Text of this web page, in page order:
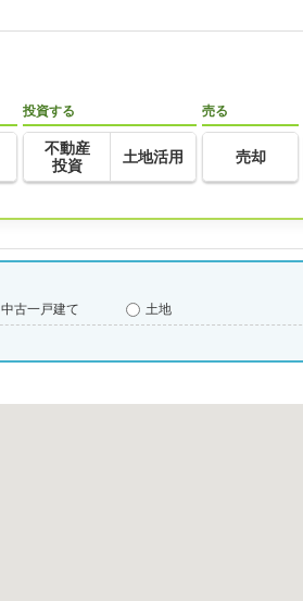
投資する
不動産
投資
土地活用
売る
売却
中古一戸建て
土地